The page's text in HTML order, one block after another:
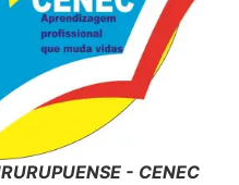
- CENEC